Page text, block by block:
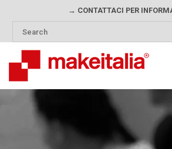
→ CONTATTACI PER